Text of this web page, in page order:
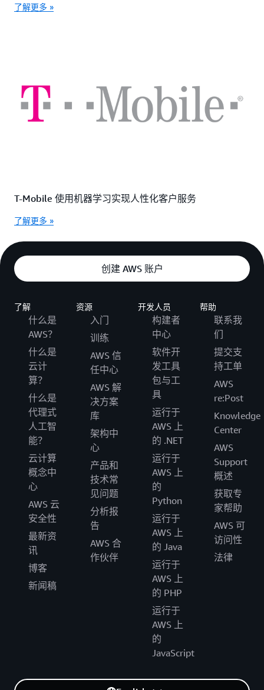
了解更多 »
T-Mobile 使用机器学习实现人性化客户服务
了解更多 »
创建 AWS 账户
了解
什么是
AWS？
什么是
云计
算？
什么是
代理式
人工智
能？
云计算
概念中
心
AWS 云
安全性
最新资
讯
博客
新闻稿
资源
入门
训练
AWS 信
任中心
AWS 解
决方案
库
架构中
心
产品和
技术常
见问题
分析报
告
AWS 合
作伙伴
开发人员
构建者
中心
软件开
发工具
包与工
具
运行于
AWS 上
的 .NET
运行于
AWS 上
的
Python
运行于
AWS 上
的 Java
运行于
AWS 上
的 PHP
运行于
AWS 上
的
JavaScript
帮助
联系我
们
提交支
持工单
AWS
re:Post
Knowledge
Center
AWS
Support
概述
获取专
家帮助
AWS 可
访问性
法律